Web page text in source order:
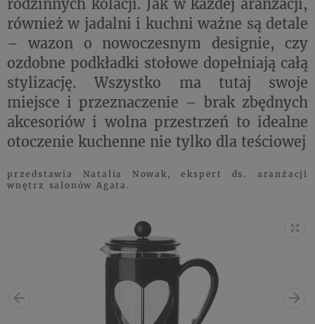
również w jadalni i kuchni ważne są detale
– wazon o nowoczesnym designie, czy
ozdobne podkładki stołowe dopełniają całą
stylizację. Wszystko ma tutaj swoje
miejsce i przeznaczenie – brak zbędnych
akcesoriów i wolna przestrzeń to idealne
otoczenie kuchenne nie tylko dla teściowej
przedstawia Natalia Nowak, ekspert ds. aranżacji
wnętrz salonów Agata.